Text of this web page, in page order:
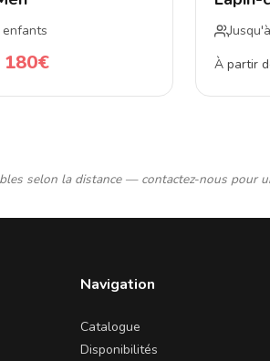
enfants
180€
À partir
selon la distance — contactez-nous pour
Navigation
Catalogue
Disponibilités